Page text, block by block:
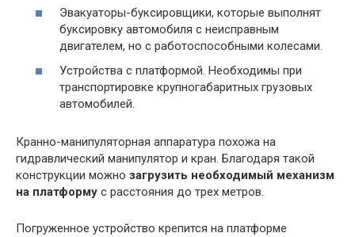
Эвакуаторы-буксировщики, которые выполнят
буксировку автомобиля с неисправным
двигателем, но с работоспособными колесами.
Устройства с платформой. Необходимы при
транспортировке крупногабаритных грузовых
автомобилей.
Кранно-манипуляторная аппаратура похожа на
гидравлический манипулятор и кран. Благодаря такой
конструкции можно загрузить необходимый механизм
на платформу с расстояния до трех метров.
Погруженное устройство крепится на платформе